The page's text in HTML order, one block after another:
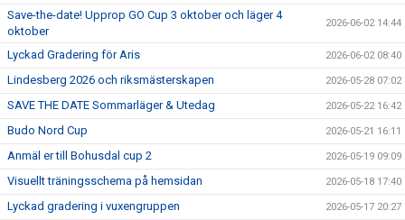
Save-the-date! Upprop GO Cup 3 oktober och läger 4
oktober
2026-06-02 14:44
Lyckad Gradering för Aris 2026-06-02 08:40
Lindesberg 2026 och riksmästerskapen 2026-05-28 07:02
SAVE THE DATE Sommarläger & Utedag 2026-05-22 16:42
Budo Nord Cup 2026-05-21 16:11
Anmäl er till Bohusdal cup 2 2026-05-19 09:09
Visuellt träningsschema på hemsidan 2026-05-18 17:40
Lyckad gradering i vuxengruppen 2026-05-17 20:27